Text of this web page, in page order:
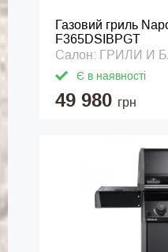
Газовий гриль
F365DSIBPGT
Салон: ГРИЛИ И
Є в наявності
49 980 грн